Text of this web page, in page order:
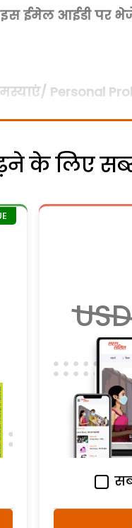
इस ईमेल आईडी पर
Personal
के लिए